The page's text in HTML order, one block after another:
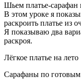
Шьем платье-сарафан
В этом уроке я
раскроить платье из
Я показываю два
раскроя.
Лёгкое платье на лето
Сарафаны по